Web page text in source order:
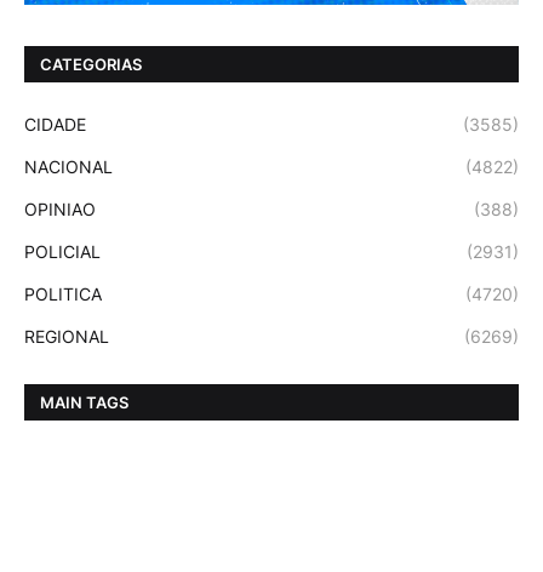
CATEGORIAS
CIDADE (3585)
NACIONAL (4822)
OPINIAO (388)
POLICIAL (2931)
POLITICA (4720)
REGIONAL (6269)
MAIN TAGS